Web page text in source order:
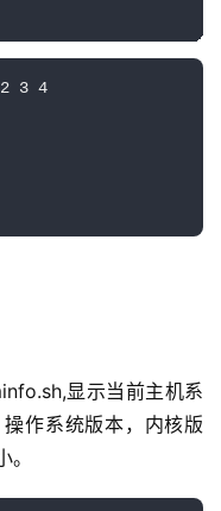
3 4
显示当前主机系
作系统版本，内核版